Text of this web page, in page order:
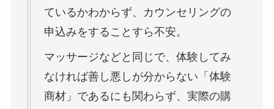
ているかわからず、カウンセリングの
申込みをすることすら不安。
マッサージなどと同じで、体験してみ
なければ善し悪しが分からない「体験
商材」であるにも関わらず、実際の購